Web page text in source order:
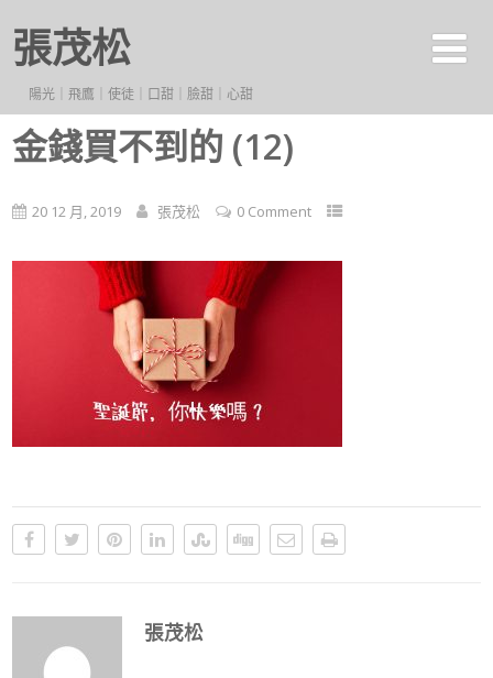
張茂松
陽光｜飛鷹｜使徒｜口甜｜臉甜｜心甜
金錢買不到的 (12)
20 12 月, 2019 張茂松 0 Comment
張茂松